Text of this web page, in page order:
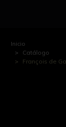
Inicio
Catálogo
François de